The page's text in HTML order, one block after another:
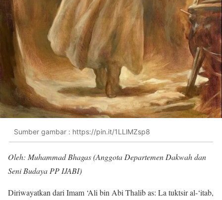
Sumber gambar : https://pin.it/1LLlMZsp8
Oleh: Muhammad Bhagas (Anggota Departemen Dakwah dan
Seni Budaya PP IJABI)
Diriwayatkan dari Imam ‘Ali bin Abi Thalib as: La tuktsir al-‘itab,